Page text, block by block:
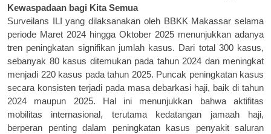
Kewaspadaan bagi Kita Semua
Surveilans ILI yang dilaksanakan oleh BBKK Makassar selama
periode Maret 2024 hingga Oktober 2025 menunjukkan adanya
tren peningkatan signifikan jumlah kasus. Dari total 300 kasus,
sebanyak 80 kasus ditemukan pada tahun 2024 dan meningkat
menjadi 220 kasus pada tahun 2025. Puncak peningkatan kasus
secara konsisten terjadi pada masa debarkasi haji, baik di tahun
2024 maupun 2025. Hal ini menunjukkan bahwa aktifitas
mobilitas internasional, terutama kedatangan jamaah haji,
berperan penting dalam peningkatan kasus penyakit saluran